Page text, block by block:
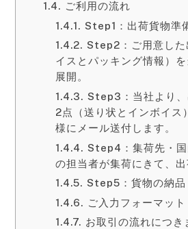
ご利用の流れ
Step1：出荷貨物準
Step2：ご用意した
イスとパッキング情報）
展開。
Step3：当社より
2点（送り状とインボイス
様にメール送付します。
Step4：集荷先・国
の担当者が集荷にきて、出
Step5：貨物の納品
ご入力フォーマット
お取引の流れにつき